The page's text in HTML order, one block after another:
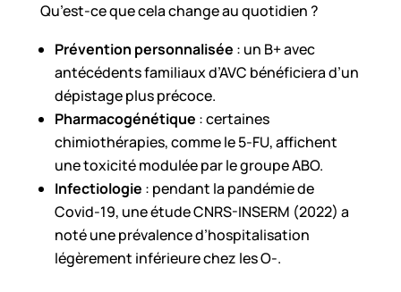
Qu’est-ce que cela change au quotidien ?
Prévention personnalisée : un B+ avec
antécédents familiaux d’AVC bénéficiera d’un
dépistage plus précoce.
Pharmacogénétique : certaines
chimiothérapies, comme le 5-FU, affichent
une toxicité modulée par le groupe ABO.
Infectiologie : pendant la pandémie de
Covid-19, une étude CNRS-INSERM (2022) a
noté une prévalence d’hospitalisation
légèrement inférieure chez les O-.